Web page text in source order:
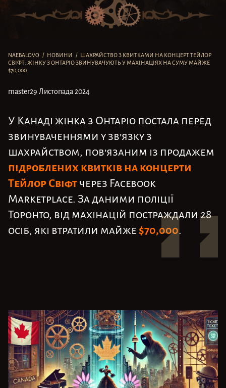
NAEBALOVO / НОВИНИ / ШАХРАЙСТВО З КВИТКАМИ НА КОНЦЕРТ ТЕЙЛОР
СВІФТ: ЖІНКУ З ОНТАРІО ЗВИНУВАЧУЮТЬ У МАХІНАЦІЯХ НА СУМУ МАЙЖЕ
$70,000
master29 Листопада 2024
У Канаді жінка з Онтаріо постала перед
звинуваченнями у зв’язку з
шахрайством, пов’язаним із продажем
підроблених квитків на концерти
Тейлор Свіфтчерез Facebook
Marketplace. За даними поліції
Торонто, від махінацій постраждали 28
осіб, які втратили майже $70,000.